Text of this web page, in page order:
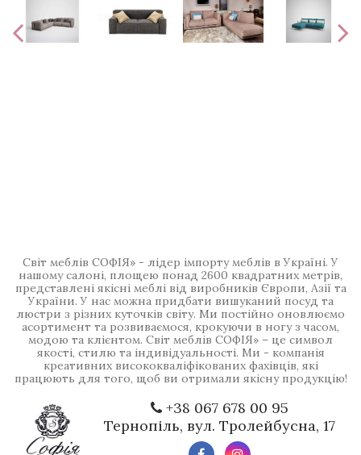
Світ меблів СОФІЯ» - лідер імпорту меблів в Україні. У
нашому салоні, площею понад 2600 квадратних метрів,
представлені якісні меблі від виробників Європи, Азії та
України. У нас можна придбати вишуканий посуд та
люстри з різних куточків світу. Ми постійно оновлюємо
асортимент та розвиваємося, крокуючи в ногу з часом,
модою та клієнтом. Світ меблів СОФІЯ» – це символ
якості, стилю та індивідуальності. Ми - компанія
креативних висококваліфікованих фахівців, які
працюють для того, щоб ви отримали якісну продукцію!
+38 067 678 00 95
Тернопіль, вул. Тролейбусна, 17